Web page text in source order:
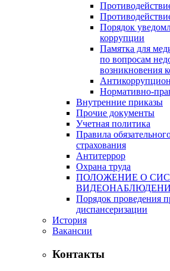
Порядок
коррупции
Памятка для
по вопросам
возникновения
Нормативно-
Внутренние приказы
Прочие документы
Учетная политика
Правила
страхования
Антитеррор
Охрана труда
ПОЛОЖЕНИЕ О
Порядок проведения
диспансеризации
История
Вакансии
Контакты